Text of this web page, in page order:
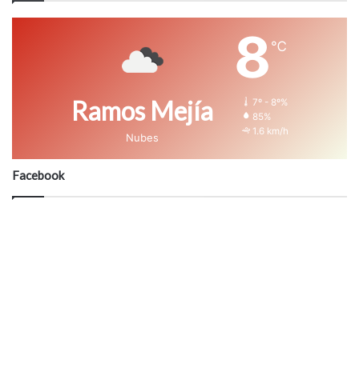
Ramos Mejía
Nubes
8 ℃
7º - 8º%
85%
1.6 km/h
Facebook